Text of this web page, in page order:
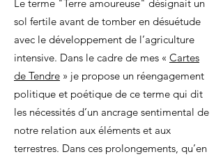
Le terme "Terre amoureuse" désignait un
sol fertile avant de tomber en désuétude
avec le développement de l’agriculture
intensive. Dans le cadre de mes « Cartes
de Tendre » je propose un réengagement
politique et poétique de ce terme qui dit
les nécessités d’un ancrage sentimental de
notre relation aux éléments et aux
terrestres. Dans ces prolongements, qu’en